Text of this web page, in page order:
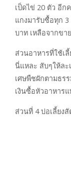
เป็ดไข่ 20 ตัว อีก
แกงมารับซื้อทุก 3
บาท เหลือจากขา
ส่วนอาหารที่ใช้เ
นี่แหละ สับๆให้ละ
เศษพืชผักตามธร
เงินซื้อหัวอาหาร
ส่วนที่ 4 บ่อเลี้ยง